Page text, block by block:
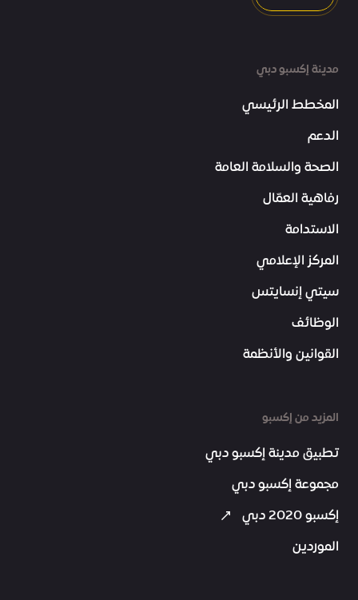
مدينة إكسبو دبي
المخطط الرئيسي
الدعم
الصحة والسلامة العامة
رفاهية العمّال
الاستدامة
المركز الإعلامي
سيتي إنسايتس
الوظائف
القوانين والأنظمة
المزيد من إكسبو
تطبيق مدينة إكسبو دبي
مجموعة إكسبو دبي
إكسبو 2020 دبي
الموردين